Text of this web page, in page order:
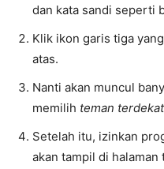
dan kata sandi seperti
Klik ikon garis tiga
atas.
Nanti akan muncul
memilih teman
Setelah itu, izinkan
akan tampil di halaman